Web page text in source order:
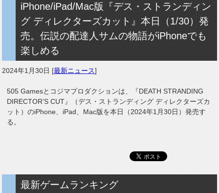
iPhone/iPad/Mac版『デス・ストランディン
グ ディレクターズカット』本日（1/30）発
売。伝説の配達人サムの物語がiPhoneでも
楽しめる
2024年1月30日 [最新ニュース]
505 Gamesとコジマプロダクションは、『DEATH STRANDING
DIRECTOR’S CUT』（デス・ストランディング ディレクターズカ
ット）のiPhone、iPad、Mac版を本日（2024年1月30日）発売す
る。
最新ゲームランキング